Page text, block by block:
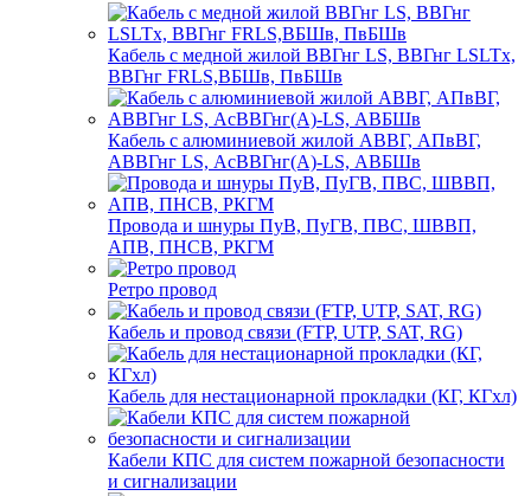
Кабель с медной жилой ВВГнг LS, ВВГнг LSLTx,
ВВГнг FRLS,ВБШв, ПвБШв
Кабель с алюминиевой жилой АВВГ, АПвВГ,
АВВГнг LS, АсВВГнг(А)-LS, АВБШв
Провода и шнуры ПуВ, ПуГВ, ПВС, ШВВП,
АПВ, ПНСВ, РКГМ
Ретро провод
Кабель и провод связи (FTP, UTP, SAT, RG)
Кабель для нестационарной прокладки (КГ, КГхл)
Кабели КПС для систем пожарной безопасности
и сигнализации